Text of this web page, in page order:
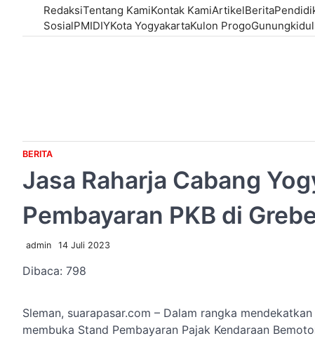
RedaksiTentang KamiKontak KamiArtikelBerita
SosialPMIDIYKota YogyakartaKulon ProgoGunungkidul
BERITA
Jasa Raharja Cabang
Pembayaran PKB di
admin 14 Juli 2023
Dibaca: 798
Sleman, suarapasar.com – Dalam rangka
membuka Stand Pembayaran Pajak Kendaraan